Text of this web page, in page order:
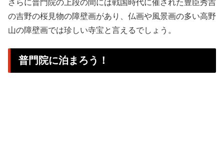
さらに普門院の上段の間には戦国時代に催された豊臣秀吉
の吉野の桜見物の障壁画があり、仏画や風景画の多い高野
山の障壁画では珍しい寺宝と言えるでしょう。
普門院に泊まろう！